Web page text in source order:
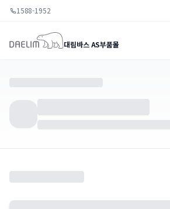
1588-1952
대림바스 AS부품몰